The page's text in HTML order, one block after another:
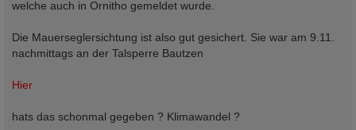
welche auch in Ornitho gemeldet wurde.
Die Mauerseglersichtung ist also gut gesichert. Sie war am 9.11.
nachmittags an der Talsperre Bautzen
Hier
hats das schonmal gegeben ? Klimawandel ?